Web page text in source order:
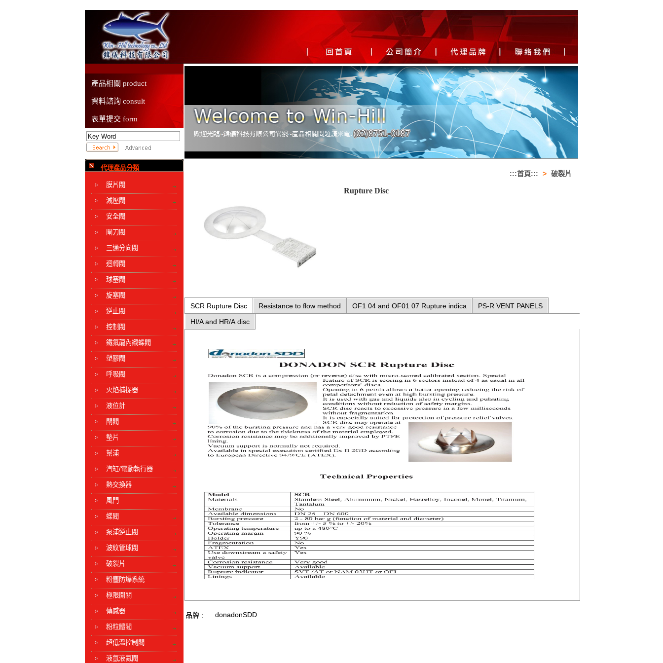
產品相關 product
資料諮詢 consult
表單提交 form
代理產品分類
膜片閥
減壓閥
安全閥
閘刀閥
三通分向閥
迴轉閥
球塞閥
旋塞閥
逆止閥
控制閥
鐵氟龍內襯蝶閥
塑膠閥
呼吸閥
火焰捕捉器
液位計
閘閥
墊片
幫浦
汽缸/電動執行器
熱交換器
風門
蝶閥
泵浦逆止閥
波紋管球閥
破裂片
粉塵防爆系統
極限開關
傳感器
粉粒體閥
超低溫控制閥
液氫液氦閥
:::首頁::: > 破裂片
Rupture Disc
SCR Rupture Disc Resistance to flow method OF1 04 and OF01 07 Rupture indica
PS-R VENT PANELS
HI/A and HR/A disc
品牌 : donadonSDD